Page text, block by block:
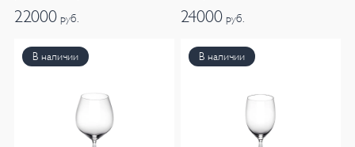
22000 руб. 24000 руб.
В наличии В наличии